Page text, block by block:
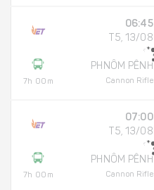
7h 00m
06:45
T5, 13/08
PHNÔM PÊNH
Cannon Rifle
7h 00m
07:00
T5, 13/08
PHNÔM PÊNH
Cannon Rifle